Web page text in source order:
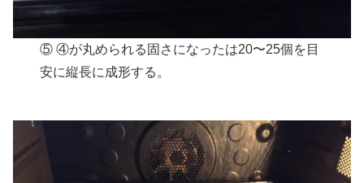
⑤ ④が丸められる固さになったは20〜25個を目
安に縦長に成形する。